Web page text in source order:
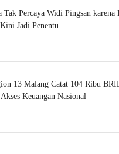
Tak Percaya Widi Pingsan karena
Jadi Penentu
13 Malang Catat 104 Ribu
Keuangan Nasional